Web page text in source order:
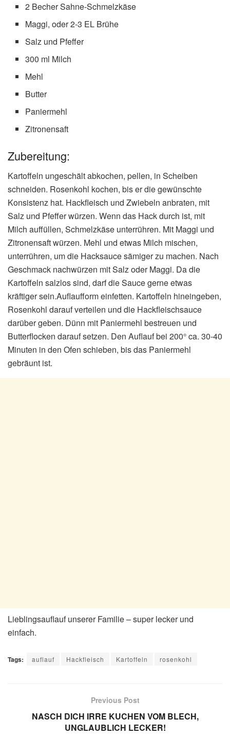
2 Becher Sahne-Schmelzkäse
Maggi, oder 2-3 EL Brühe
Salz und Pfeffer
300 ml Milch
Mehl
Butter
Paniermehl
Zitronensaft
Zubereitung:
Kartoffeln ungeschält abkochen, pellen, in Scheiben
schneiden. Rosenkohl kochen, bis er die gewünschte
Konsistenz hat. Hackfleisch und Zwiebeln anbraten, mit
Salz und Pfeffer würzen. Wenn das Hack durch ist, mit
Milch auffüllen, Schmelzkäse unterrühren. Mit Maggi und
Zitronensaft würzen. Mehl und etwas Milch mischen,
unterrühren, um die Hacksauce sämiger zu machen. Nach
Geschmack nachwürzen mit Salz oder Maggi. Da die
Kartoffeln salzlos sind, darf die Sauce gerne etwas
kräftiger sein.Auflaufform einfetten. Kartoffeln hineingeben,
Rosenkohl darauf verteilen und die Hackfleischsauce
darüber geben. Dünn mit Paniermehl bestreuen und
Butterflocken darauf setzen. Den Auflauf bei 200° ca. 30-40
Minuten in den Ofen schieben, bis das Paniermehl
gebräunt ist.
Lieblingsauflauf unserer Familie – super lecker und
einfach.
Tags: auflauf Hackfleisch Kartoffeln rosenkohl
Previous Post
NASCH DICH IRRE KUCHEN VOM BLECH,
UNGLAUBLICH LECKER!